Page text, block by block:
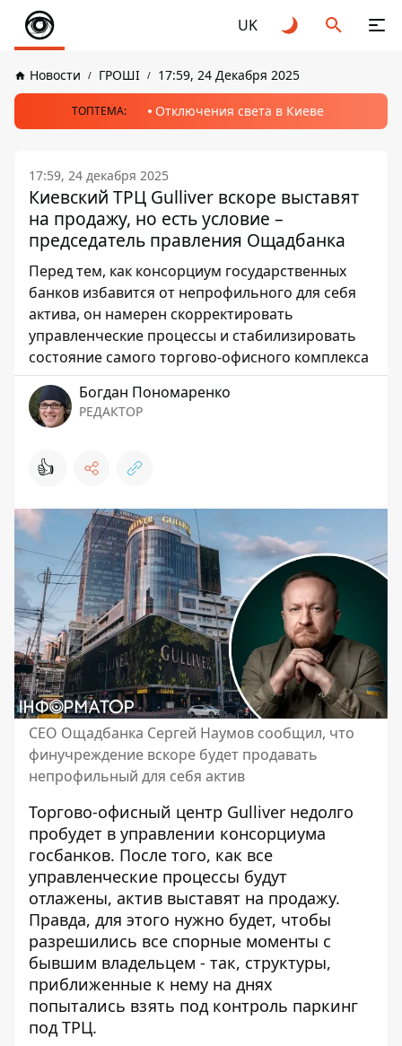
UK
Новости ГРОШІ 17:59, 24 Декабря 2025
ТОПТЕМА: Отключения света в Киеве
17:59, 24 декабря 2025
Киевский ТРЦ Gulliver вскоре выставят
на продажу, но есть условие –
председатель правления Ощадбанка
Перед тем, как консорциум государственных
банков избавится от непрофильного для себя
актива, он намерен скорректировать
управленческие процессы и стабилизировать
состояние самого торгово-офисного комплекса
Богдан Пономаренко
РЕДАКТОР
👍
СЕО Ощадбанка Сергей Наумов сообщил, что
финучреждение вскоре будет продавать
непрофильный для себя актив
Торгово-офисный центр Gulliver недолго
пробудет в управлении консорциума
госбанков. После того, как все
управленческие процессы будут
отлажены, актив выставят на продажу.
Правда, для этого нужно будет, чтобы
разрешились все спорные моменты с
бывшим владельцем - так, структуры,
приближенные к нему на днях
попытались взять под контроль паркинг
под ТРЦ.